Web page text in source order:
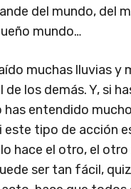
del mundo, del
mundo…
muchas lluvias y
los demás. Y, si
entendido
este tipo de acción
hace el otro, el
ser tan fácil,